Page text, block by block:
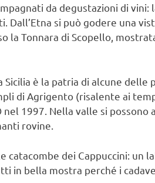
da degustazioni di vini:
Dall’Etna si può godere una
la Tonnara di Scopello,
Sicilia è la patria di alcune delle
di Agrigento (risalente ai
nel 1997. Nella valle si
rovine.
catacombe dei Cappuccini: un
in bella mostra perché i